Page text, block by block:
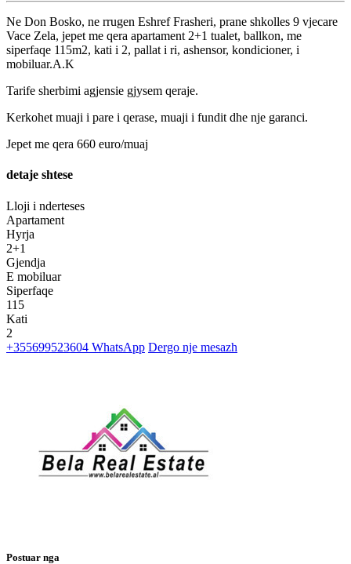
Ne Don Bosko, ne rrugen Eshref Frasheri, prane shkolles 9 vjecare
Vace Zela, jepet me qera apartament 2+1 tualet, ballkon, me
siperfaqe 115m2, kati i 2, pallat i ri, ashensor, kondicioner, i
mobiluar.A.K
Tarife sherbimi agjensie gjysem qeraje.
Kerkohet muaji i pare i qerase, muaji i fundit dhe nje garanci.
Jepet me qera 660 euro/muaj
detaje shtese
Lloji i nderteses
Apartament
Hyrja
2+1
Gjendja
E mobiluar
Siperfaqe
115
Kati
2
+355699523604 WhatsApp Dergo nje mesazh
Postuar nga